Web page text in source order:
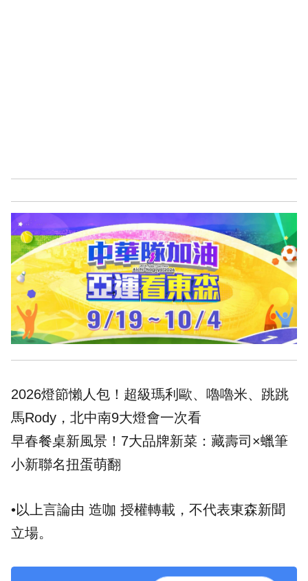
2026燈節懶人包！超級瑪利歐、嚕嚕米、跳跳
馬Rody，北中南9大燈會一次看
早春餐桌新風景！7大品牌新菜：藏壽司×蠟筆
小新聯名扭蛋萌翻
•以上言論由 造咖 授權轉載，不代表東森新聞
立場。